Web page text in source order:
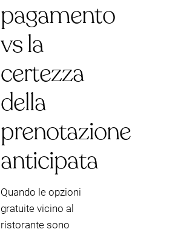
pagamento
vs la
certezza
della
prenotazione
anticipata
Quando le opzioni
gratuite vicino al
ristorante sono